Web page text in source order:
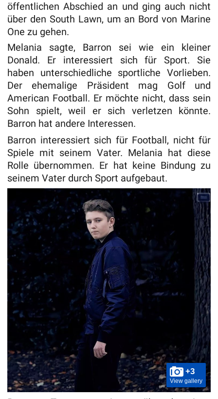
öffentlichen Abschied an und ging auch nicht
über den South Lawn, um an Bord von Marine
One zu gehen.
Melania sagte, Barron sei wie ein kleiner
Donald. Er interessiert sich für Sport. Sie
haben unterschiedliche sportliche Vorlieben.
Der ehemalige Präsident mag Golf und
American Football. Er möchte nicht, dass sein
Sohn spielt, weil er sich verletzen könnte.
Barron hat andere Interessen.
Barron interessiert sich für Football, nicht für
Spiele mit seinem Vater. Melania hat diese
Rolle übernommen. Er hat keine Bindung zu
seinem Vater durch Sport aufgebaut.
+3
View gallery